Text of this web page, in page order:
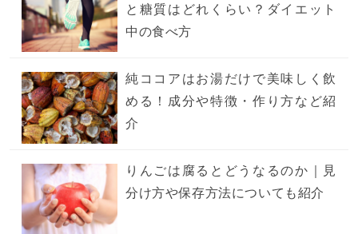
と糖質はどれくらい？ダイエット
中の食べ方
純ココアはお湯だけで美味しく飲
める！成分や特徴・作り方など紹
介
りんごは腐るとどうなるのか｜見
分け方や保存方法についても紹介